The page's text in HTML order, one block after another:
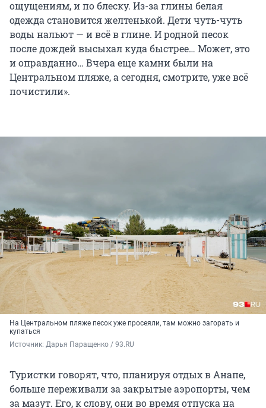
ощущениям, и по блеску. Из-за глины белая
одежда становится желтенькой. Дети чуть-чуть
воды нальют — и всё в глине. И родной песок
после дождей высыхал куда быстрее… Может, это
и оправданно… Вчера еще камни были на
Центральном пляже, а сегодня, смотрите, уже всё
почистили».
На Центральном пляже песок уже просеяли, там можно загорать и
купаться
Источник: Дарья Паращенко / 93.RU
Туристки говорят, что, планируя отдых в Анапе,
больше переживали за закрытые аэропорты, чем
за мазут. Его, к слову, они во время отпуска на